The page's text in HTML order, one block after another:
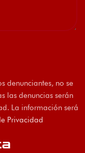
denunciantes, no se
las denuncias serán
La información será
Privacidad